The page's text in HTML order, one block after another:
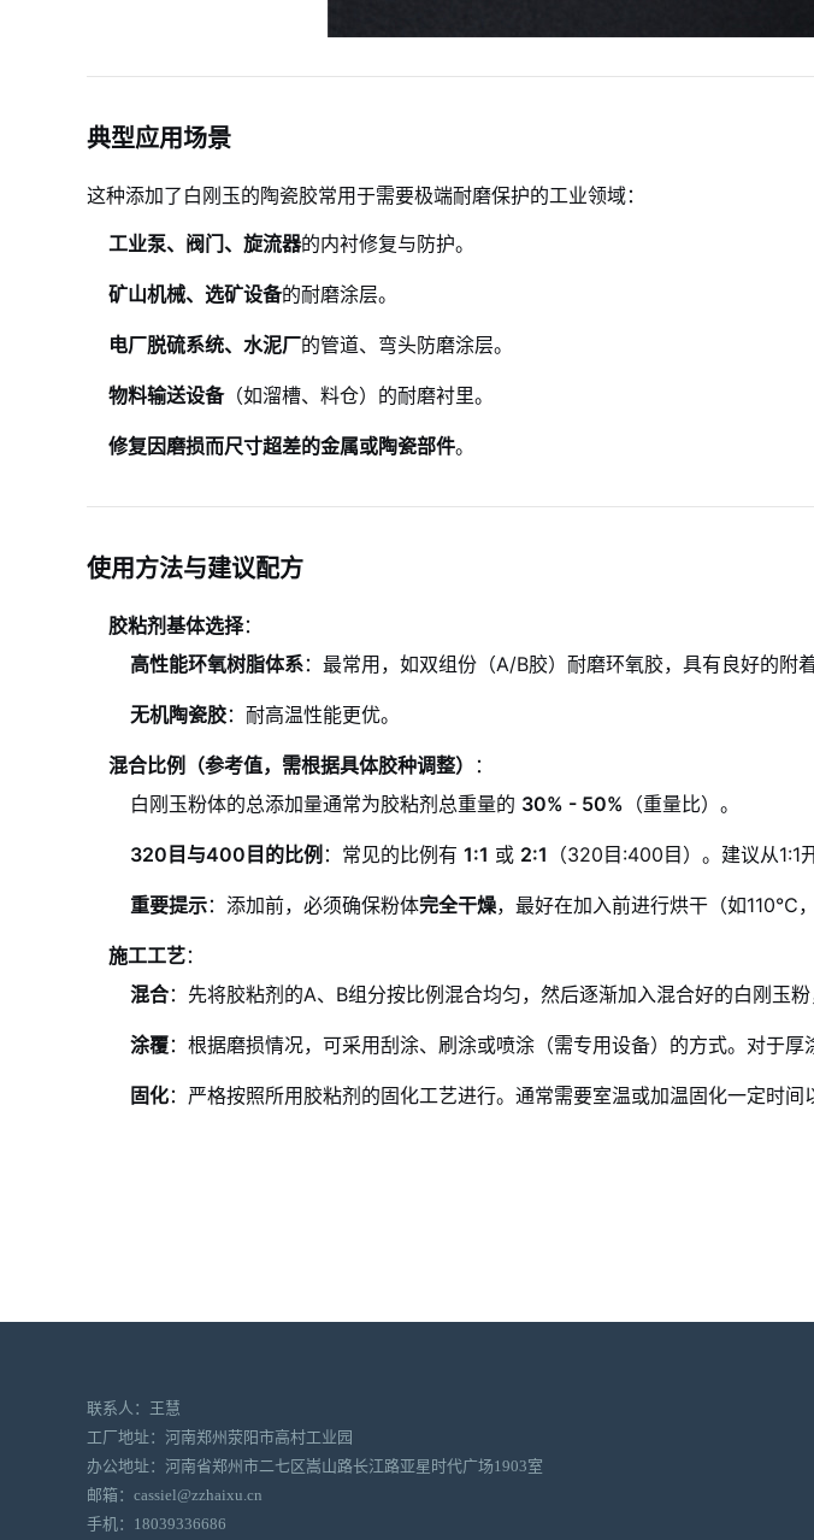
典型应用场景
这种添加了白刚玉的陶瓷胶常用于需要极端耐磨保护的工业领域：
工业泵、阀门、旋流器的内衬修复与防护。
矿山机械、选矿设备的耐磨涂层。
电厂脱硫系统、水泥厂的管道、弯头防磨涂层。
物料输送设备（如溜槽、料仓）的耐磨衬里。
修复因磨损而尺寸超差的金属或陶瓷部件。
使用方法与建议配方
胶粘剂基体选择：
高性能环氧树脂体系：最常用，如双组份（A/B胶）耐磨环氧胶，具有良好的附着
无机陶瓷胶：耐高温性能更优。
混合比例（参考值，需根据具体胶种调整）
：
白刚玉粉体的总添加量通常为胶粘剂总重量的 30% - 50% （重量比）。
320目与400目的比例 ：常见的比例有 1:1 或 2:1 （320目:400目）。建议从1:1
重要提示：添加前，必须确保粉体完全干燥，最好在加入前进行烘干（如110℃
施工工艺：
混合：先将胶粘剂的A、B组分按比例混合均匀，然后逐渐加入混合好的白刚玉
涂覆：根据磨损情况，可采用刮涂、刷涂或喷涂（需专用设备）的方式。对于
固化：严格按照所用胶粘剂的固化工艺进行。通常需要室温或加温固化一定时间
联系人：王慧
工厂地址：河南郑州荥阳市高村工业园
办公地址：河南省郑州市二七区嵩山路长江路亚星时代广场1903室
邮箱：cassiel@zzhaixu.cn
手机：18039336686